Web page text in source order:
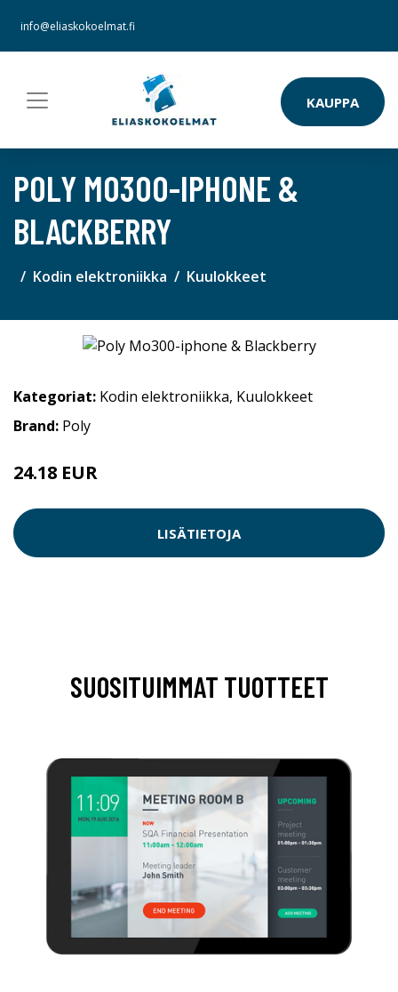
info@eliaskokoelmat.fi
KAUPPA
POLY MO300-IPHONE &
BLACKBERRY
Kodin elektroniikka Kuulokkeet
Kategoriat: Kodin elektroniikka, Kuulokkeet
Brand: Poly
24.18 EUR
LISÄTIETOJA
SUOSITUIMMAT TUOTTEET